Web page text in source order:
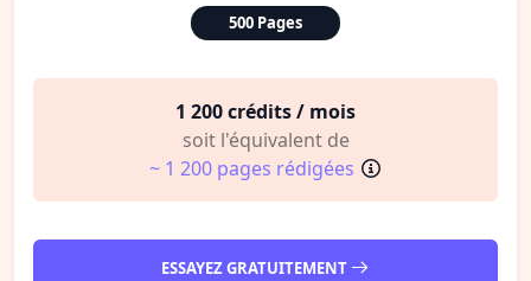
500 Pages
1 200 crédits / mois
soit l'équivalent de
~ 1 200 pages rédigées
ESSAYEZ GRATUITEMENT